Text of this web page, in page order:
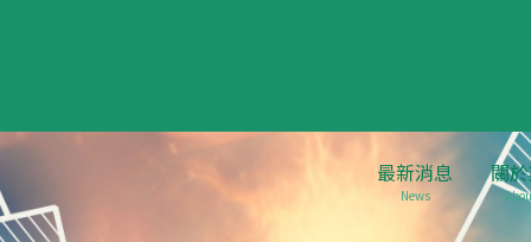
最新消息
News
關